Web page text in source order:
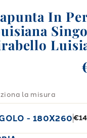
In
la misura
- 180X260